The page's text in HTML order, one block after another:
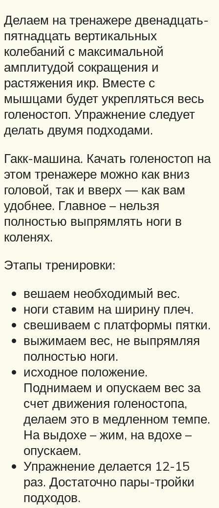
Делаем на тренажере двенадцать-
пятнадцать вертикальных
колебаний с максимальной
амплитудой сокращения и
растяжения икр. Вместе с
мышцами будет укрепляться весь
голеностоп. Упражнение следует
делать двумя подходами.
Гакк-машина. Качать голеностоп на
этом тренажере можно как вниз
головой, так и вверх — как вам
удобнее. Главное – нельзя
полностью выпрямлять ноги в
коленях.
Этапы тренировки:
вешаем необходимый вес.
ноги ставим на ширину плеч.
свешиваем с платформы пятки.
выжимаем вес, не выпрямляя
полностью ноги.
исходное положение.
Поднимаем и опускаем вес за
счет движения голеностопа,
делаем это в медленном темпе.
На выдохе – жим, на вдохе –
опускаем.
Упражнение делается 12-15
раз. Достаточно пары-тройки
подходов.